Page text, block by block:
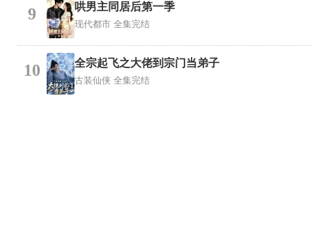
9 哄男主同居后第一季
现代都市 全集完结
10 全宗起飞之大佬到宗门当弟子
古装仙侠 全集完结